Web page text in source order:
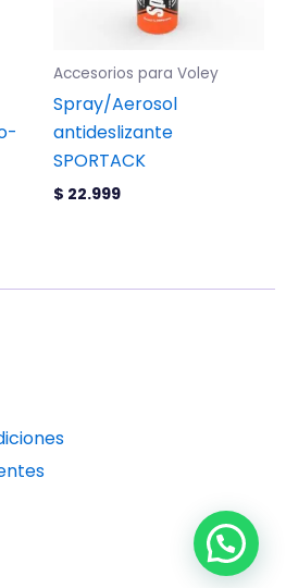
Accesorios para Voley
Spray/Aerosol
antideslizante
SPORTACK
$ 22.999